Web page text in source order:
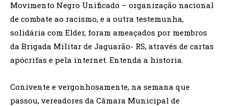
Movimento Negro Unificado – organização nacional
de combate ao racismo, e a outra testemunha,
solidária com Elder, foram ameaçados por membros
da Brigada Militar de Jaguarão- RS, através de cartas
apócrifas e pela internet. Entenda a historia.
Conivente e vergonhosamente, na semana que
passou, vereadores da Câmara Municipal de